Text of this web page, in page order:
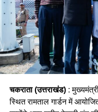
चकराता (उत्तराखंड):
स्थित रामताल गार्डन में